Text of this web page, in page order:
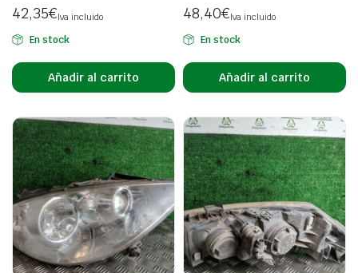
42,35€Iva incluido
En stock
Añadir al carrito
48,40€Iva incluido
En stock
Añadir al carrito